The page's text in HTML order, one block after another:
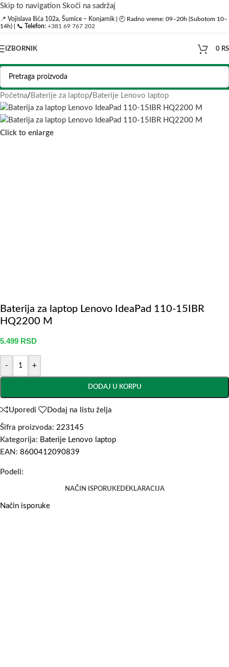
Skip to navigation Skoči na sadržaj
📍 Vojislava Ilića 102a, Šumice – Konjarnik | 🕘 Radno vreme: 09–20h (Subotom 10–
14h) | 📞 Telefon: +381 69 767 202
IZBORNIK 0
Početna/ Baterije za laptop/ Baterije Lenovo laptop
Click to enlarge
Baterija za laptop Lenovo IdeaPad 110-15IBR
HQ2200 M
5.499 RSD
- +
DODAJ U KORPU
Uporedi Dodaj na listu želja
Šifra proizvoda: 223145
Kategorija: Baterije Lenovo laptop
EAN: 8600412090839
Podeli:
NAČIN ISPORUKEDEKLARACIJA
Način isporuke